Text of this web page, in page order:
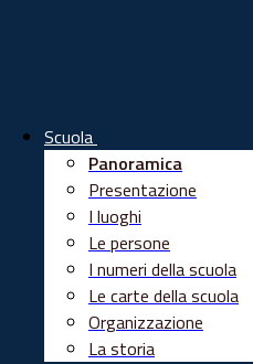
Scuola
Panoramica
Presentazione
I luoghi
Le persone
I numeri della scuola
Le carte della scuola
Organizzazione
La storia